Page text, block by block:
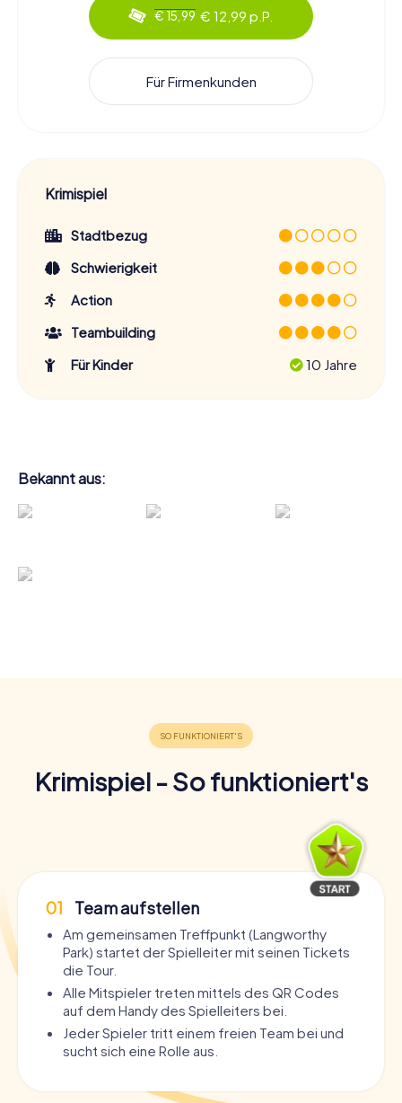
€ 15,99 € 12,99 p.P.
Für Firmenkunden
Krimispiel
Stadtbezug
Schwierigkeit
Action
Teambuilding
Für Kinder
10 Jahre
Bekannt aus:
Krimispiel - So funktioniert's
01 Team aufstellen
Am gemeinsamen Treffpunkt (Langworthy
Park) startet der Spielleiter mit seinen Tickets
die Tour.
Alle Mitspieler treten mittels des QR Codes
auf dem Handy des Spielleiters bei.
Jeder Spieler tritt einem freien Team bei und
sucht sich eine Rolle aus.